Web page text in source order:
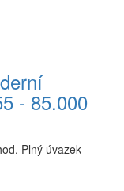
- 85.000
Plný úvazek